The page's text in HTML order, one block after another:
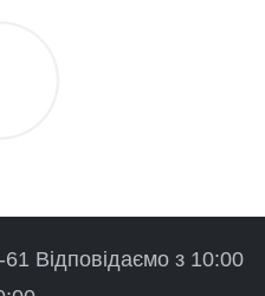
Відповідаємо з 10:00